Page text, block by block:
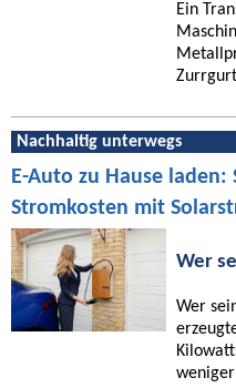
Ein
Nachhaltig unterwegs
E-Auto zu Hause laden:
Stromkosten mit
Wer
Wer